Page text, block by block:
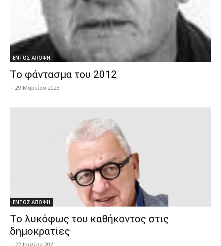
ΕΝΤΟΣ ΑΠΟΨΗ
Το φάντασμα του 2012
- 29 Μαρτίου 2023
ΕΝΤΟΣ ΑΠΟΨΗ
Το λυκόφως του καθήκοντος στις
δημοκρατίες
- 22 Ιουλίου 2021